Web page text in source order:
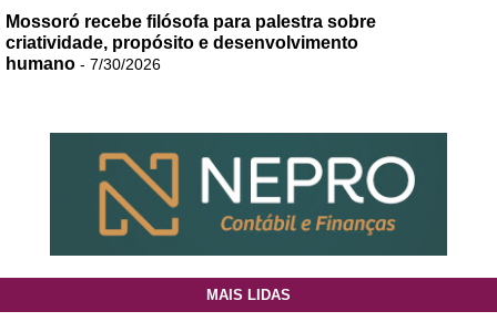
Mossoró recebe filósofa para palestra sobre
criatividade, propósito e desenvolvimento
humano - 7/30/2026
MAIS LIDAS